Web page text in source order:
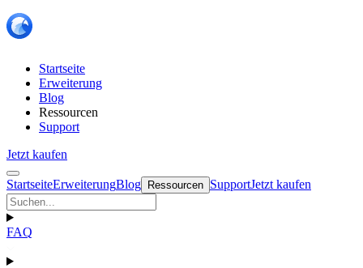
Startseite
Erweiterung
Blog
Ressourcen
Support
Jetzt kaufen
StartseiteErweiterungBlog Ressourcen SupportJetzt kaufen
FAQ